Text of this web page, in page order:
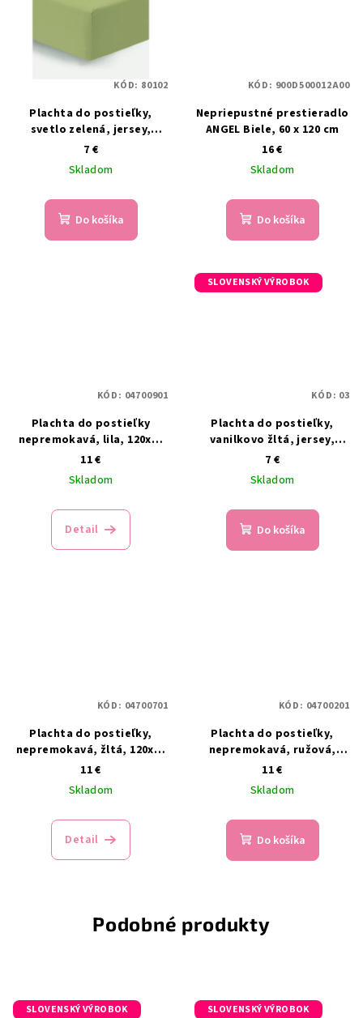
Plachta do postieľky,
svetlo zelená, jersey,
120x60 cm
7 €
Skladom
Do košíka
KÓD: 80102
Nepriepustné prestieradlo
ANGEL Biele, 60 x 120 cm
16 €
Skladom
Do košíka
KÓD: 900D500012A00
Plachta do postieľky
nepremokavá, lila, 120x60
cm
11 €
Skladom
Detail
KÓD: 04700901
SLOVENSKÝ VÝROBOK
Plachta do postieľky,
vanilkovo žltá, jersey,
120x60 cm
7 €
Skladom
Do košíka
KÓD: 03
Plachta do postieľky,
nepremokavá, žltá, 120x60
cm
11 €
Skladom
Detail
KÓD: 04700701
Plachta do postieľky,
nepremokavá, ružová,
120x60 cm
11 €
Skladom
Do košíka
KÓD: 04700201
Podobné produkty
SLOVENSKÝ VÝROBOK SLOVENSKÝ VÝROBOK